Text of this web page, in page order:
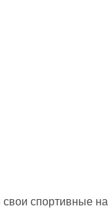
спортивные